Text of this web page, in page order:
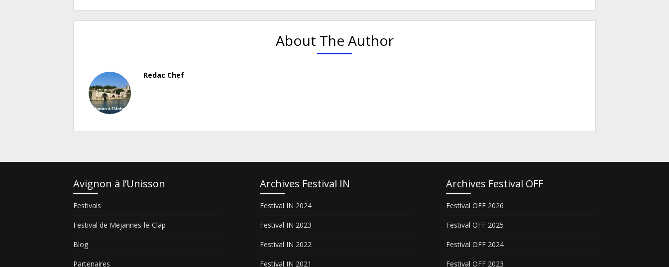
About The Author
Redac Chef
Avignon à l’Unisson
Festivals
Festival de Mejannes-le-Clap
Blog
Partenaires
Archives Festival IN
Festival IN 2024
Festival IN 2023
Festival IN 2022
Festival IN 2021
Archives Festival OFF
Festival OFF 2026
Festival OFF 2025
Festival OFF 2024
Festival OFF 2023